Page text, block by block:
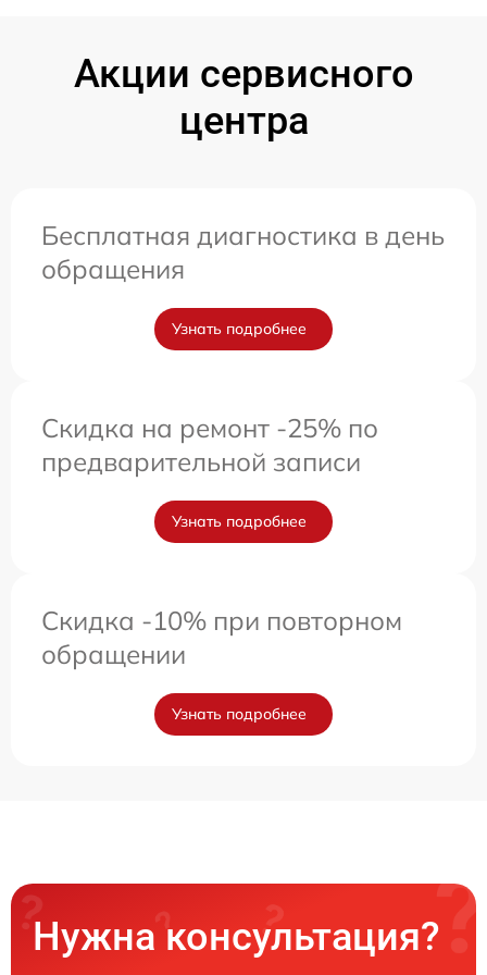
Акции сервисного
центра
Бесплатная диагностика в день
обращения
Узнать подробнее
Скидка на ремонт -25% по
предварительной записи
Узнать подробнее
Скидка -10% при повторном
обращении
Узнать подробнее
Нужна консультация?